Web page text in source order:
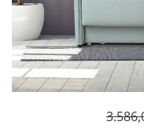
Oferte speciale
Banchete
Sezlong living